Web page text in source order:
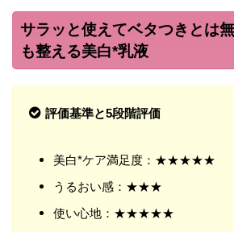
サラッと使えてベタつきとは
も整える美白*乳液
評価基準と5段階評価
美白*ケア満足度：★★★★★
うるおい感：★★★
使い心地：★★★★★